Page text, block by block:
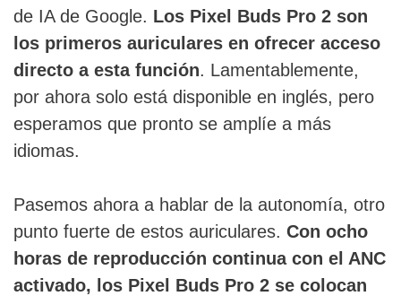
de IA de Google. Los Pixel Buds Pro 2 son
los primeros auriculares en ofrecer acceso
directo a esta función. Lamentablemente,
por ahora solo está disponible en inglés, pero
esperamos que pronto se amplíe a más
idiomas.
Pasemos ahora a hablar de la autonomía, otro
punto fuerte de estos auriculares. Con ocho
horas de reproducción continua con el ANC
activado, los Pixel Buds Pro 2 se colocan